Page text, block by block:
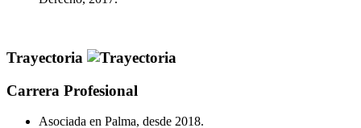
Trayectoria
Carrera Profesional
Asociada en Palma, desde 2018.